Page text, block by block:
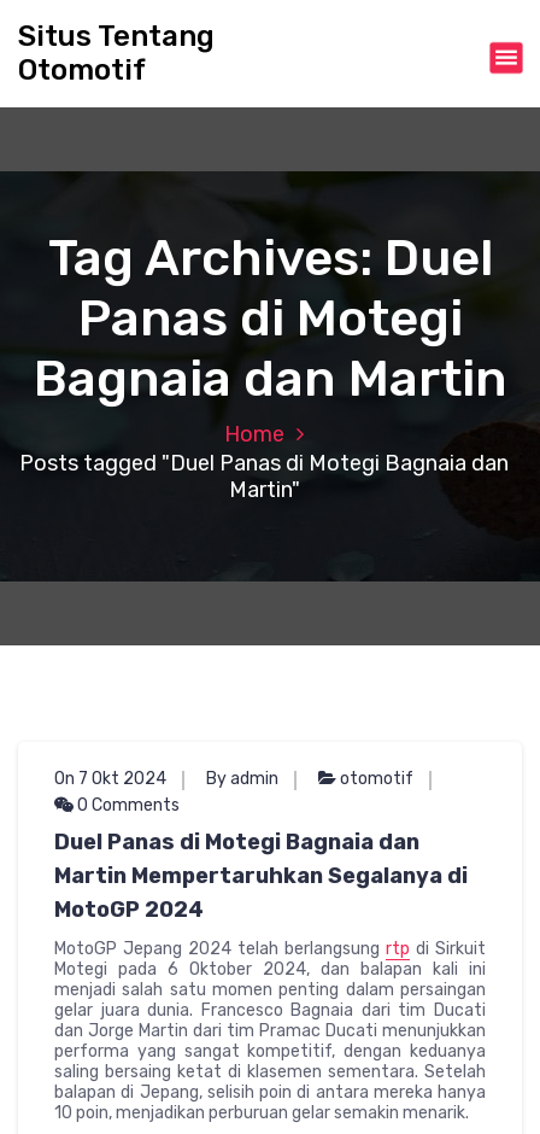
c
Situs Tentang
Otomotif
Tag Archives: Duel
Panas di Motegi
Bagnaia dan Martin
Home
Posts tagged "Duel Panas di Motegi Bagnaia dan
Martin"
On 7 Okt 2024 By admin
otomotif
0 Comments
Duel Panas di Motegi Bagnaia dan
Martin Mempertaruhkan Segalanya di
MotoGP 2024
MotoGP Jepang 2024 telah berlangsung rtp di Sirkuit
Motegi pada 6 Oktober 2024, dan balapan kali ini
menjadi salah satu momen penting dalam persaingan
gelar juara dunia. Francesco Bagnaia dari tim Ducati
dan Jorge Martin dari tim Pramac Ducati menunjukkan
performa yang sangat kompetitif, dengan keduanya
saling bersaing ketat di klasemen sementara. Setelah
balapan di Jepang, selisih poin di antara mereka hanya
10 poin, menjadikan perburuan gelar semakin menarik.